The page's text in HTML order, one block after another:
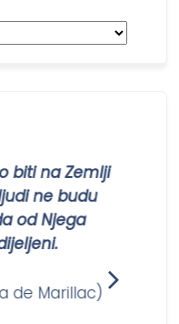
na Zemlji
budu
Njega
Marillac)